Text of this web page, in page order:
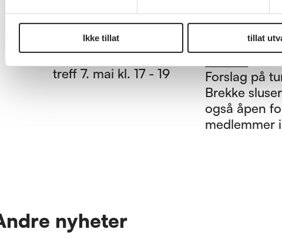
Ikke tillat tillat
Annet
Invitasjon
Invitasjon til hyggelig
treff 7. mai kl. 17 - 19
Annet
Tur til
sluser
Forslag på
Brekke
også åpen for
medlemmer i
nyheter